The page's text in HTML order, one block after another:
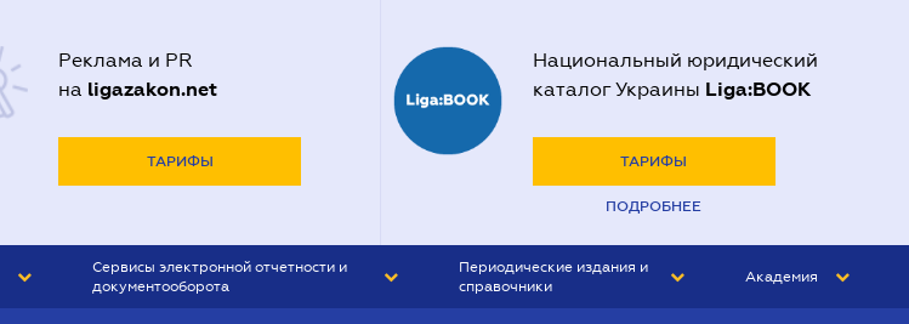
Реклама и PR
на ligazakon.net
ТАРИФЫ
Национальный юридический
каталог Украины Liga:BOOK
ТАРИФЫ
ПОДРОБНЕЕ
Сервисы электронной отчетности и
документооборота
Периодические издания и
справочники
Академия